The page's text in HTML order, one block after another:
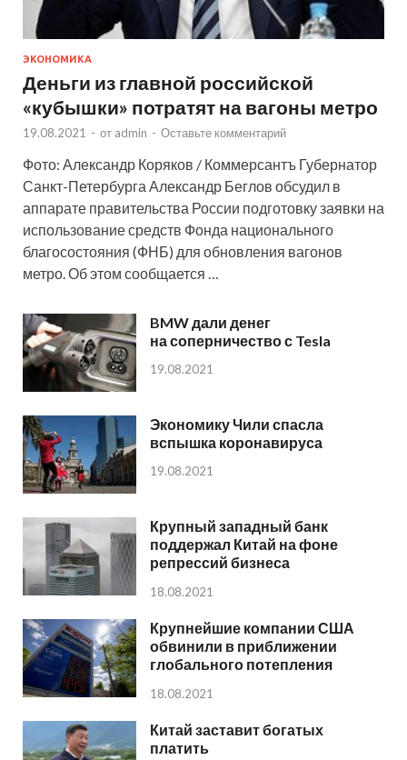
ЭКОНОМИКА
Деньги из главной российской
«кубышки» потратят на вагоны метро
19.08.2021 - от admin - Оставьте комментарий
Фото: Александр Коряков / Коммерсантъ Губернатор
Санкт-Петербурга Александр Беглов обсудил в
аппарате правительства России подготовку заявки на
использование средств Фонда национального
благосостояния (ФНБ) для обновления вагонов
метро. Об этом сообщается …
BMW дали денег
на соперничество с Tesla
19.08.2021
Экономику Чили спасла
вспышка коронавируса
19.08.2021
Крупный западный банк
поддержал Китай на фоне
репрессий бизнеса
18.08.2021
Крупнейшие компании США
обвинили в приближении
глобального потепления
18.08.2021
Китай заставит богатых
платить